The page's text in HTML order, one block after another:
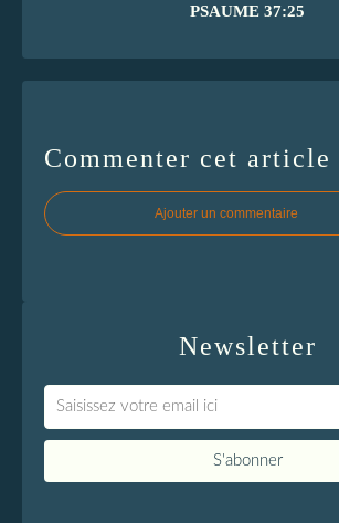
PSAUME 37:25
Commenter cet article
Ajouter un commentaire
Newsletter